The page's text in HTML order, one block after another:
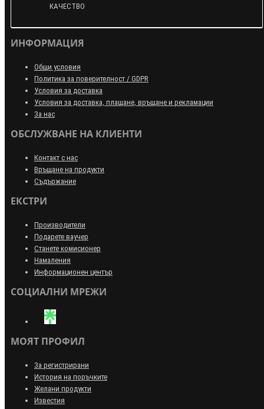
КАЧЕСТВО
ИНФОРМАЦИЯ
Общи условия
Политика за поверителност / GDPR
Условия за доставка
Условия за доставка, плащане, връщане и рекламации
За нас
ОБСЛУЖВАНЕ НА КЛИЕНТИ
Контакт с нас
Връщане на продукти
Съдържание
ЕКСТРИ
Производители
Подарете ваучер
Станете комисионер
Намаления
Информационен център
СОЦИАЛНИ МРЕЖИ
МОЯТ ПРОФИЛ
За регистрирани
История на поръчките
Желани продукти
Известия